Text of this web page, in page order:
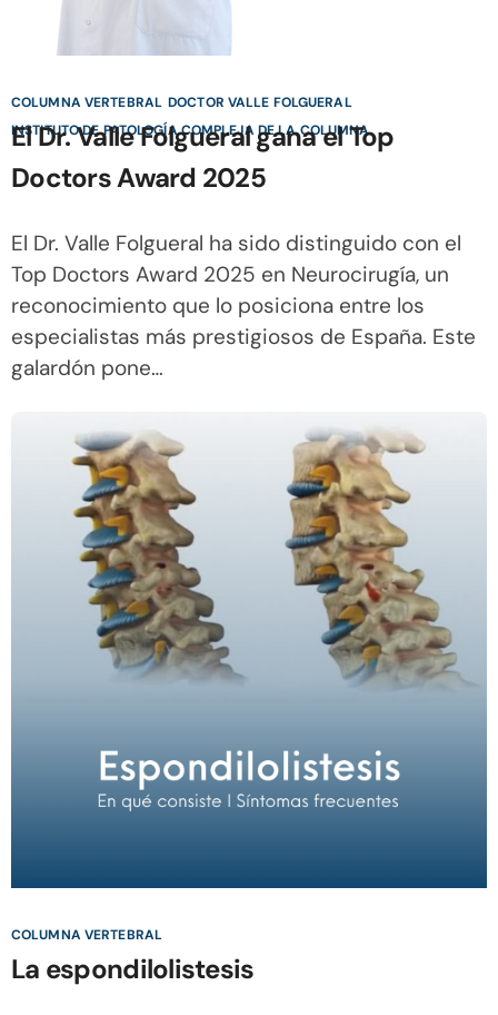
COLUMNA VERTEBRAL DOCTOR VALLE FOLGUERAL
INSTITUTO DE PATOLOGÍA COMPLEJA DE LA COLUMNA
El Dr. Valle Folgueral gana el Top
Doctors Award 2025
El Dr. Valle Folgueral ha sido distinguido con el
Top Doctors Award 2025 en Neurocirugía, un
reconocimiento que lo posiciona entre los
especialistas más prestigiosos de España. Este
galardón pone…
COLUMNA VERTEBRAL
La espondilolistesis